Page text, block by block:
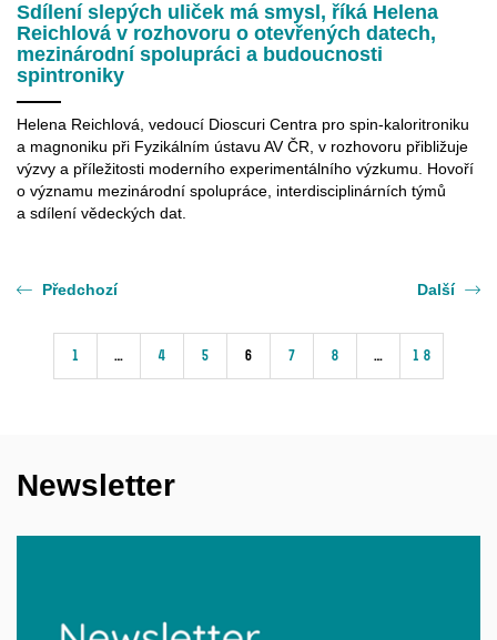
Sdílení slepých uliček má smysl, říká Helena
Reichlová v rozhovoru o otevřených datech,
mezinárodní spolupráci a budoucnosti
spintroniky
Helena Reichlová, vedoucí Dioscuri Centra pro spin-kaloritroniku
a magnoniku při Fyzikálním ústavu AV ČR, v rozhovoru přibližuje
výzvy a příležitosti moderního experimentálního výzkumu. Hovoří
o významu mezinárodní spolupráce, interdisciplinárních týmů
a sdílení vědeckých dat.
Předchozí
1 … 4 5 6 7 8 … 18
Další
Newsletter